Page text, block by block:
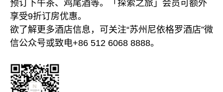
预订下午茶、鸡尾酒等。「探索之旅」会员可额外
享受9折订房优惠。
欲了解更多酒店信息，可关注“苏州尼依格罗酒店”微
信公众号或致电+86 512 6068 8888。